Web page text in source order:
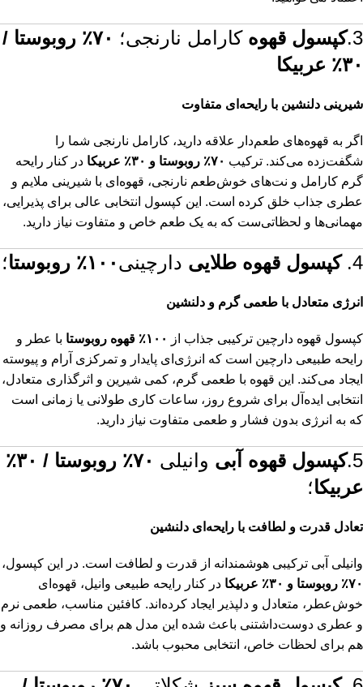
3. کپسول قهوهکارامل نارنجی؛
۷۰٪ روبوستا /
۳۰٪ عربیکا
شیرینی دلنشین با رایحه‌ای متفاوت
اگر به قهوه‌های طعم‌دار علاقه دارید، کارامل نارنجی شما را
شگفت‌زده می‌کند. ترکیب ۷۰٪ روبوستا و ۳۰٪ عربیکا
در کنار رایحه
گرم کارامل و نت‌های خوش‌طعم نارنجی، قهوه‌ای با شیرینی ملایم و
عطری جذاب خلق کرده است. این کپسول انتخابی عالی برای پذیرایی،
مهمانی‌ها و لحظاتی‌ست که به یک طعم خاص و متفاوت نیاز دارید.
4. کپسول قهوه طلایی دارچینی۱۰۰٪ روبوستا ؛
انرژی متعادل با طعمی گرم و دلنشین
کپسول قهوه دارچین ترکیبی جذاب از ۱۰۰٪ قهوه روبوستا
با عطر و
رایحه طبیعی دارچین است که انرژی‌ای پایدار و تمرکزی آرام و پیوسته
ایجاد می‌کند. این قهوه با طعمی گرم، کمی شیرین و اثرگذاری متعادل،
انتخابی ایده‌آل برای شروع روز، ساعات کاری طولانی یا زمانی است
که به انرژی بدون فشار و طعمی متفاوت نیاز دارید.
5. کپسول قهوه آبی وانیلی
۷۰٪ روبوستا / ۳۰٪
عربیکا؛
تعادل قدرت و لطافت با رایحه‌ای دلنشین
وانیلی آبی ترکیبی هوشمندانه از قدرت و لطافت است. در این کپسول،
۷۰٪ روبوستا و ۳۰٪ عربیکا
در کنار رایحه طبیعی وانیل، قهوه‌ای
خوش‌عطر، متعادل و دلپذیر ایجاد کرده‌اند. کافئین مناسب، طعمی نرم
و عطری دوست‌داشتنی باعث شده این مدل هم برای مصرف روزانه و
هم برای لحظات خاص، انتخابی محبوب باشد.